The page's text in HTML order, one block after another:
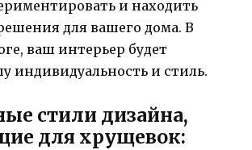
и находить
для вашего дома. В
ваш интерьер будет
индивидуальность и стиль.
стили дизайна,
для хрущевок: